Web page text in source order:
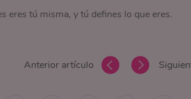
eres tú misma, y tú defines lo que eres.
Anterior artículo